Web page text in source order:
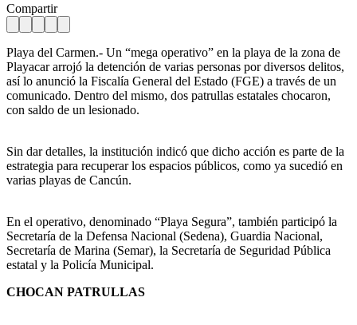
Compartir
Playa del Carmen.- Un “mega operativo” en la playa de la zona de
Playacar arrojó la detención de varias personas por diversos delitos,
así lo anunció la Fiscalía General del Estado (FGE) a través de un
comunicado. Dentro del mismo, dos patrullas estatales chocaron,
con saldo de un lesionado.
Sin dar detalles, la institución indicó que dicho acción es parte de la
estrategia para recuperar los espacios públicos, como ya sucedió en
varias playas de Cancún.
En el operativo, denominado “Playa Segura”, también participó la
Secretaría de la Defensa Nacional (Sedena), Guardia Nacional,
Secretaría de Marina (Semar), la Secretaría de Seguridad Pública
estatal y la Policía Municipal.
CHOCAN PATRULLAS